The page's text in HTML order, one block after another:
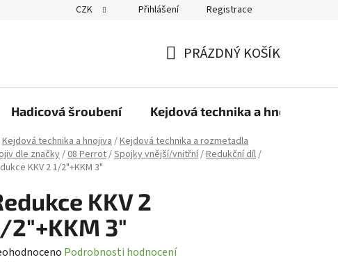
CZK Přihlášení Registrace
KOŠÍK
PRÁZDNÝ KOŠÍK
Hadicová šroubení Kejdová technika a hnojiva
Kejdová technika a hnojiva/Kejdová technika a rozmetadla
dle značky/08 Perrot/Spojky vnější/vnitřní/Redukční díl/
KKV 2 1/2"+KKM 3"
KKV 2
2"+KKM 3"
Podrobnosti hodnocení